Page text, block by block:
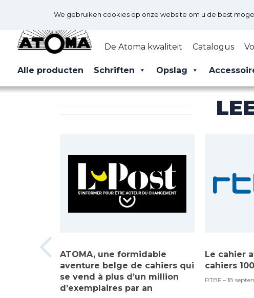
De Atoma kwaliteit Catalogus
Alle producten Schriften Opslag
ATOMA, une formidable
aventure belge de cahiers qui
se vend à plus d’un million
d’exemplaires par an
Le cahier
cahiers
RTBF – 18
We gebruiken cookies op onze website om u de best